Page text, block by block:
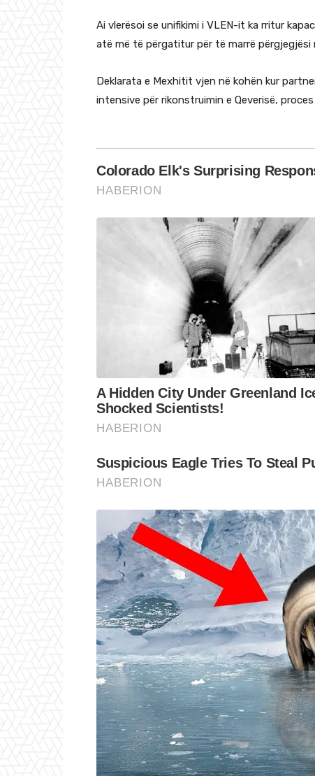
Ai vlerësoi se unifikimi i VLEN-it ka rritur
atë më të përgatitur për të marrë përgjegjësi
Deklarata e Mexhitit vjen në kohën kur
intensive për rikonstruimin e Qeverisë,